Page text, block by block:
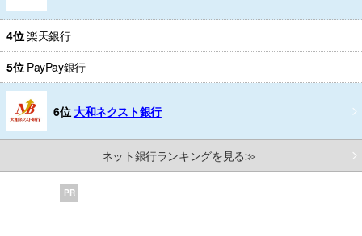
4位楽天銀行
5位 PayPay銀行
6位 大和ネクスト銀行
ネット銀行ランキングを見る≫
PR